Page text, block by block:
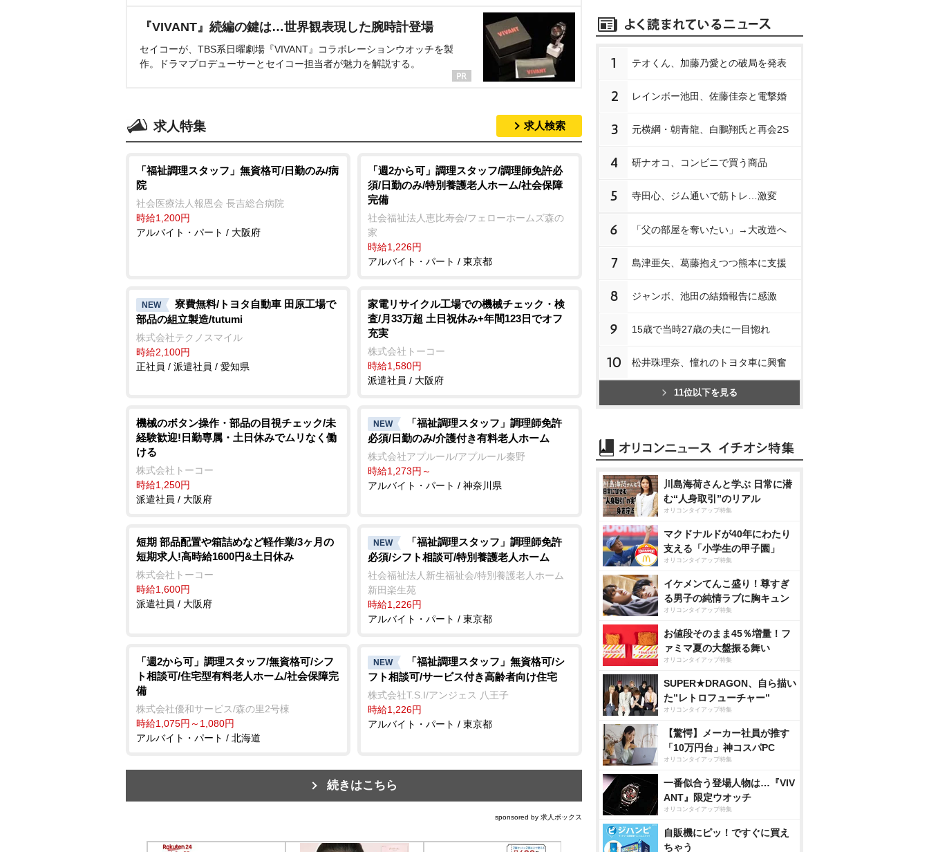
『VIVANT』続編の鍵は…世界観表現した腕時計登場
セイコーが、TBS系日曜劇場『VIVANT』コラボレーションウオッチを製
作。ドラマプロデューサーとセイコー担当者が魅力を解説する。
求人特集 求人検索
「福祉調理スタッフ」無資格可/日勤のみ/病
院
社会医療法人報恩会 長吉総合病院
時給1,200円
アルバイト・パート / 大阪府
「週2から可」調理スタッフ/調理師免許必
須/日勤のみ/特別養護老人ホーム/社会保障
完備
社会福祉法人恵比寿会/フェローホームズ森の
家
時給1,226円
アルバイト・パート / 東京都
NEW
寮費無料/トヨタ自動車 田原工場で
部品の組立製造/tutumi
株式会社テクノスマイル
時給2,100円
正社員 / 派遣社員 / 愛知県
家電リサイクル工場での機械チェック・検
査/月33万超 土日祝休み+年間123日でオフ
充実
株式会社トーコー
時給1,580円
派遣社員 / 大阪府
機械のボタン操作・部品の目視チェック/未
経験歓迎!日勤専属・土日休みでムリなく働
ける
株式会社トーコー
時給1,250円
派遣社員 / 大阪府
NEW
「福祉調理スタッフ」調理師免許
必須/日勤のみ/介護付き有料老人ホーム
株式会社アプルール/アプルール秦野
時給1,273円～
アルバイト・パート / 神奈川県
短期 部品配置や箱詰めなど軽作業/3ヶ月の
短期求人!高時給1600円&土日休み
株式会社トーコー
時給1,600円
派遣社員 / 大阪府
NEW
「福祉調理スタッフ」調理師免許
必須/シフト相談可/特別養護老人ホーム
社会福祉法人新生福祉会/特別養護老人ホーム
新田楽生苑
時給1,226円
アルバイト・パート / 東京都
「週2から可」調理スタッフ/無資格可/シフ
ト相談可/住宅型有料老人ホーム/社会保障完
備
株式会社優和サービス/森の里2号棟
時給1,075円～1,080円
アルバイト・パート / 北海道
NEW
「福祉調理スタッフ」無資格可/シ
フト相談可/サービス付き高齢者向け住宅
株式会社T.S.I/アンジェス 八王子
時給1,226円
アルバイト・パート / 東京都
続きはこちら
sponsored by 求人ボックス
1 テオくん、加藤乃愛との破局を発表
2 レインボー池田、佐藤佳奈と電撃婚
3 元横綱・朝青龍、白鵬翔氏と再会2S
4 研ナオコ、コンビニで買う商品
5 寺田心、ジム通いで筋トレ…激変
6 「父の部屋を奪いたい」→大改造へ
7 島津亜矢、葛藤抱えつつ熊本に支援
8 ジャンボ、池田の結婚報告に感激
9 15歳で当時27歳の夫に一目惚れ
10 松井珠理奈、憧れのトヨタ車に興奮
11位以下を見る
川島海荷さんと学ぶ 日常に潜
む“人身取引”のリアル
オリコンタイアップ特集
マクドナルドが40年にわたり
支える「小学生の甲子園」
オリコンタイアップ特集
イケメンてんこ盛り！尊すぎ
る男子の純情ラブに胸キュン
オリコンタイアップ特集
お値段そのまま45％増量！フ
ァミマ夏の大盤振る舞い
オリコンタイアップ特集
SUPER★DRAGON、自ら描い
た”レトロフューチャー”
オリコンタイアップ特集
【驚愕】メーカー社員が推す
「10万円台」神コスパPC
オリコンタイアップ特集
一番似合う登場人物は…『VIV
ANT』限定ウオッチ
オリコンタイアップ特集
自販機にピッ！ですぐに買え
ちゃう